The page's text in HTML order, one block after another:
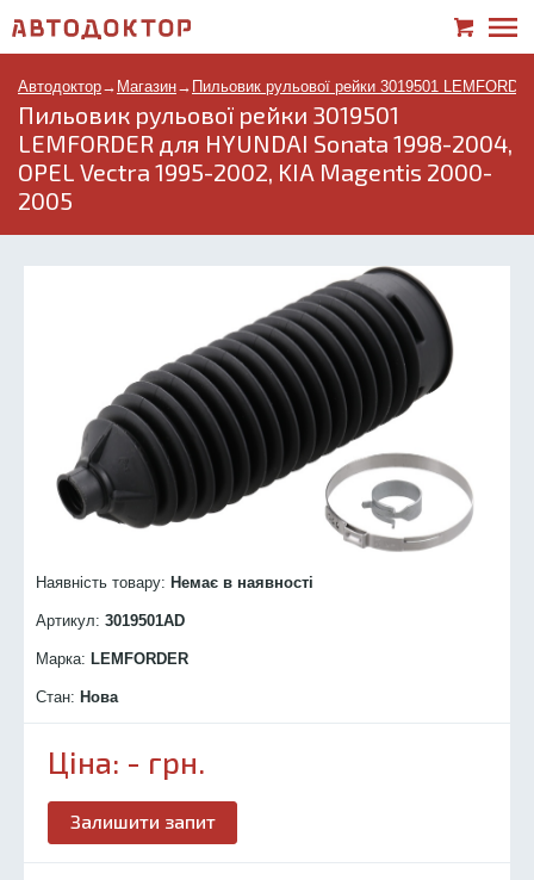
Автодоктор→ Магазин→ Пильовик рульової рейки 3019501
Пильовик рульової рейки 3019501
LEMFORDER для HYUNDAI Sonata 1998-2004,
OPEL Vectra 1995-2002, KIA Magentis 2000-
2005
Наявність товару: Немає в наявності
Артикул: 3019501AD
Марка: LEMFORDER
Стан: Нова
Ціна: - грн.
Залишити запит